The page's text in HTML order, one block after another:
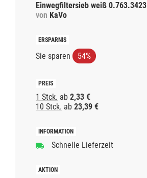
Einwegfiltersieb weiß 0.763.3423
von KaVo
Sie sparen 54%
1 Stck. ab 2,33 €
10 Stck. ab 23,39 €
Schnelle Lieferzeit